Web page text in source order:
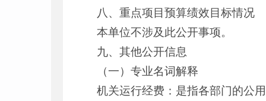
八、重点项目预算绩效目标情况
本单位不涉及此公开事项。
九、其他公开信息
（一）专业名词解释
机关运行经费：是指各部门的公